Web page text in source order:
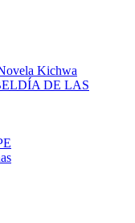
Kichwa
DE LAS